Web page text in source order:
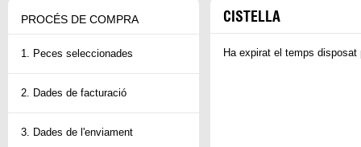
PROCÉS DE COMPRA
1. Peces seleccionades
2. Dades de facturació
3. Dades de l'enviament
CISTELLA
Ha expirat el temps